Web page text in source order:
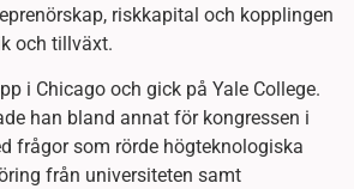
riskkapital och kopplingen
och tillväxt.
i Chicago och gick på Yale College.
han bland annat för kongressen i
frågor som rörde högteknologiska
från universiteten samt